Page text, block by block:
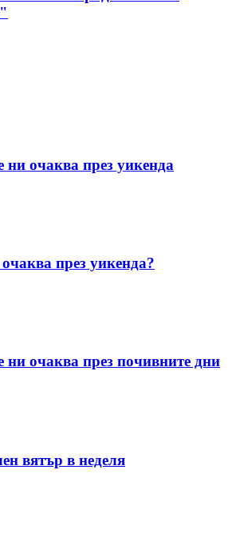
ни очаква през уикенда
през уикенда?
ни очаква през почивните дни
вятър в неделя